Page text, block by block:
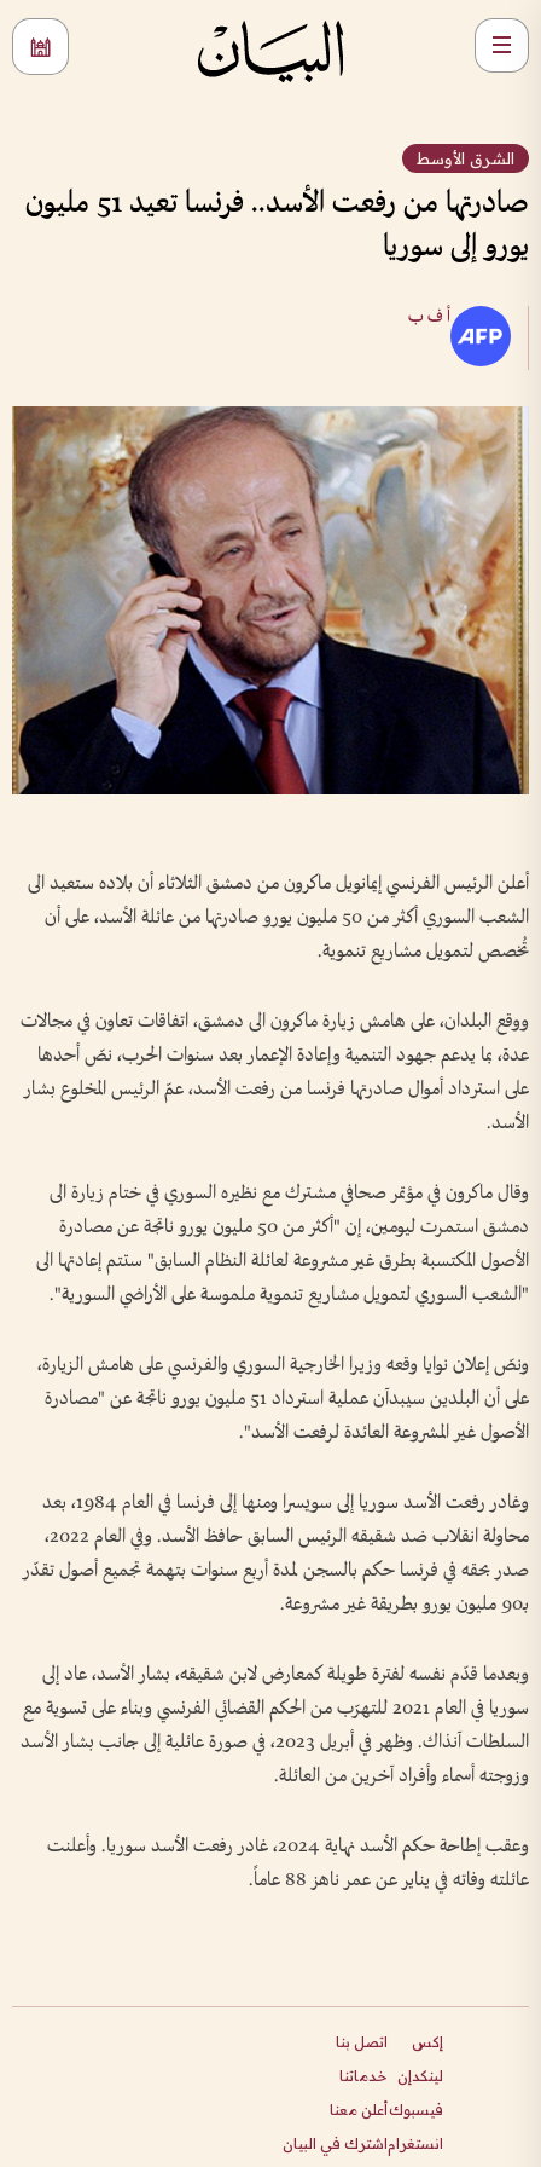
الشرق الأوسط
صادرتها من رفعت الأسد.. فرنسا تعيد 51 مليون
يورو إلى سوريا
أ ف ب
أعلن الرئيس الفرنسي إيمانويل ماكرون من دمشق الثلاثاء أن بلاده ستعيد الى
الشعب السوري أكثر من 50 مليون يورو صادرتها من عائلة الأسد، على أن
تُخصص لتمويل مشاريع تنموية.
ووقع البلدان، على هامش زيارة ماكرون الى دمشق، اتفاقات تعاون في مجالات
عدة، بما يدعم جهود التنمية وإعادة الإعمار بعد سنوات الحرب، نصّ أحدها
على استرداد أموال صادرتها فرنسا من رفعت الأسد، عمّ الرئيس المخلوع بشار
الأسد.
وقال ماكرون في مؤتمر صحافي مشترك مع نظيره السوري في ختام زيارة الى
دمشق استمرت ليومين، إن "أكثر من 50 مليون يورو ناتجة عن مصادرة
الأصول المكتسبة بطرق غير مشروعة لعائلة النظام السابق" ستتم إعادتها الى
"الشعب السوري لتمويل مشاريع تنموية ملموسة على الأراضي السورية".
ونصّ إعلان نوايا وقعه وزيرا الخارجية السوري والفرنسي على هامش الزيارة،
على أن البلدين سيبدآن عملية استرداد 51 مليون يورو ناتجة عن "مصادرة
الأصول غير المشروعة العائدة لرفعت الأسد".
وغادر رفعت الأسد سوريا إلى سويسرا ومنها إلى فرنسا في العام 1984، بعد
محاولة انقلاب ضد شقيقه الرئيس السابق حافظ الأسد. وفي العام 2022،
صدر بحقه في فرنسا حكم بالسجن لمدة أربع سنوات بتهمة تجميع أصول تقدّر
بـ90 مليون يورو بطريقة غير مشروعة.
وبعدما قدّم نفسه لفترة طويلة كمعارض لابن شقيقه، بشار الأسد، عاد إلى
سوريا في العام 2021 للتهرّب من الحكم القضائي الفرنسي وبناء على تسوية مع
السلطات آنذاك. وظهر في أبريل 2023، في صورة عائلية إلى جانب بشار الأسد
وزوجته أسماء وأفراد آخرين من العائلة.
وعقب إطاحة حكم الأسد نهاية 2024، غادر رفعت الأسد سوريا. وأعلنت
عائلته وفاته في يناير عن عمر ناهز 88 عاماً.
إكس
لينكدإن
فيسبوك
انستغرام
اتصل بنا
خدماتنا
أعلن معنا
اشترك في البيان